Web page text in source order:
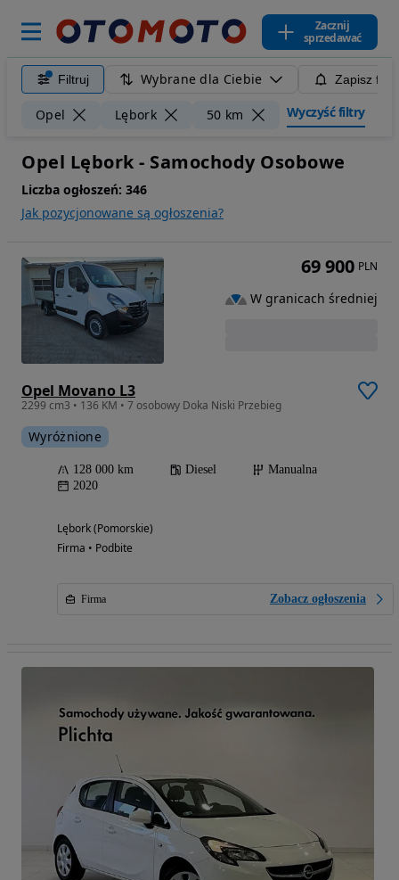
Zacznij
sprzedawać
Filtruj Wybrane dla Ciebie Zapisz
Opel Lębork 50 km Wyczyść filtry
Opel Lębork - Samochody Osobowe
Liczba ogłoszeń: 346
Jak pozycjonowane są ogłoszenia?
Opel Movano L3
2299 cm3 • 136 KM • 7 osobowy Doka Niski Przebieg
Wyróżnione
128 000 km Diesel
Manualna
2020
Lębork (Pomorskie)
Firma • Podbite
Firma Zobacz ogłoszenia
69 900 PLN
W granicach średniej